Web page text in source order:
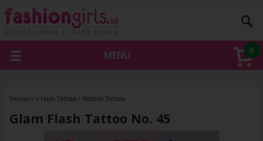
0
MENU
Smycken » Flash Tattoos / Metallic Tattoos
Glam Flash Tattoo No. 45